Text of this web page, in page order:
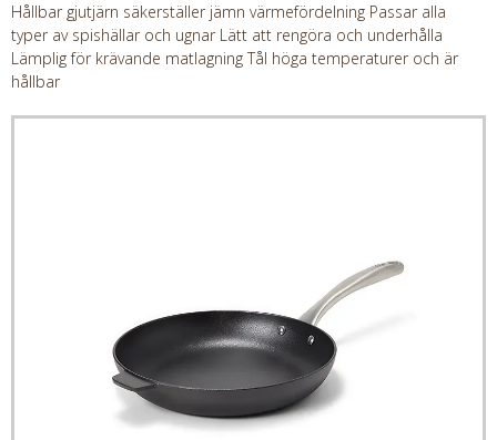
Hållbar gjutjärn säkerställer jämn värmefördelning Passar alla
typer av spishällar och ugnar Lätt att rengöra och underhålla
Lämplig för krävande matlagning Tål höga temperaturer och är
hållbar